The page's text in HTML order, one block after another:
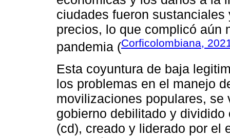
ciudades fueron
precios, lo que complicó aún
pandemia (Corficolombiana,
Esta coyuntura de baja
los problemas en el manejo
movilizaciones populares, se
gobierno debilitado y
(cd), creado y liderado por el